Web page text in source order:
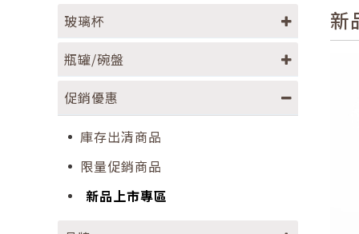
玻璃杯
瓶罐/碗盤
促銷優惠
庫存出清商品
限量促銷商品
新品上市專區
新